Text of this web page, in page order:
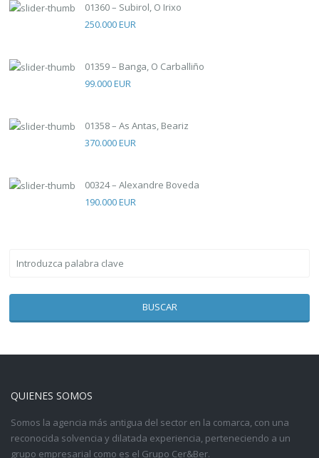
01360 – Subirol, O Irixo
250.000 EUR
01359 – Banga, O Carballiño
99.000 EUR
01358 – As Antas, Beariz
370.000 EUR
00324 – Alexandre Boveda
190.000 EUR
BUSCAR
QUIENES SOMOS
Somos la agencia más antigua del sector en la comarca, con una
reconocida solvencia y dilatada experiencia, perteneciendo a un
grupo empresarial como es el Grupo Cer&Ber.